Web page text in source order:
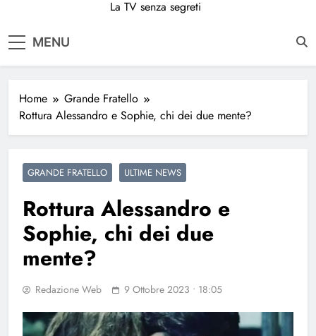
La TV senza segreti
MENU
Home
Grande Fratello
Rottura Alessandro e Sophie, chi dei due mente?
GRANDE FRATELLO ULTIME NEWS
Rottura Alessandro e
Sophie, chi dei due
mente?
Redazione Web 9 Ottobre 2023 • 18:05